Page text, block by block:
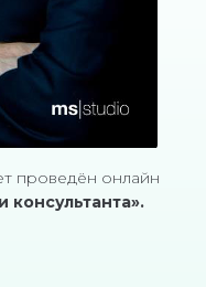
проведён онлайн